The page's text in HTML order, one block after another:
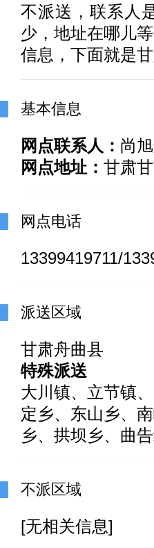
不派送，联系人
少，地址在哪儿
信息，下面就是
基本信息
网点联系人： 尚
网点地址： 甘肃
网点电话
13399419711/
派送区域
甘肃舟曲县
特殊派送
大川镇、立节镇
定乡、东山乡、
乡、拱坝乡、曲
不派区域
[无相关信息]